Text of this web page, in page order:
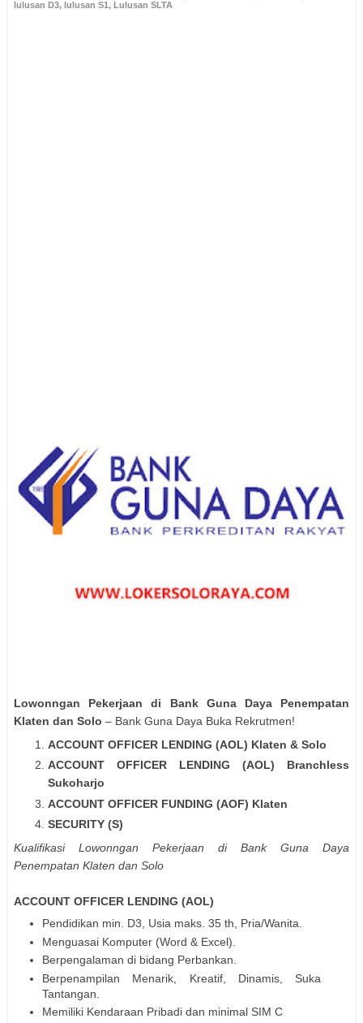
lulusan D3, lulusan S1, Lulusan SLTA
Lowonngan Pekerjaan di Bank Guna Daya Penempatan
Klaten dan Solo – Bank Guna Daya Buka Rekrutmen!
ACCOUNT OFFICER LENDING (AOL) Klaten & Solo
ACCOUNT OFFICER LENDING (AOL) Branchless
Sukoharjo
ACCOUNT OFFICER FUNDING (AOF) Klaten
SECURITY (S)
Kualifikasi Lowonngan Pekerjaan di Bank Guna Daya
Penempatan Klaten dan Solo
ACCOUNT OFFICER LENDING (AOL)
Pendidikan min. D3, Usia maks. 35 th, Pria/Wanita.
Menguasai Komputer (Word & Excel).
Berpengalaman di bidang Perbankan.
Berpenampilan Menarik, Kreatif, Dinamis, Suka
Tantangan.
Memiliki Kendaraan Pribadi dan minimal SIM C